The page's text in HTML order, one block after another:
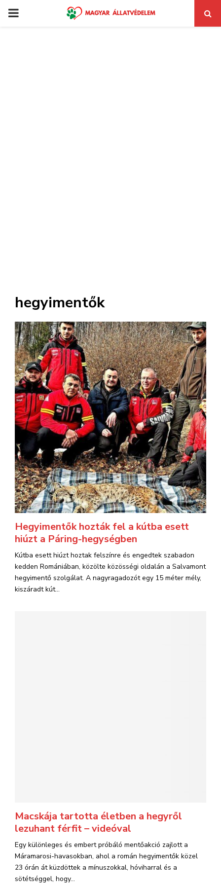
PRIMARY
hegyimentők
Hegyimentők hozták fel a kútba esett
hiúzt a Páring-hegységben
Kútba esett hiúzt hoztak felszínre és engedtek szabadon
kedden Romániában, közölte közösségi oldalán a Salvamont
hegyimentő szolgálat. A nagyragadozót egy 15 méter mély,
kiszáradt kút...
Macskája tartotta életben a hegyről
lezuhant férfit – videóval
Egy különleges és embert próbáló mentőakció zajlott a
Máramarosi-havasokban, ahol a román hegyimentők közel
23 órán át küzdöttek a mínuszokkal, hóviharral és a
sötétséggel, hogy...